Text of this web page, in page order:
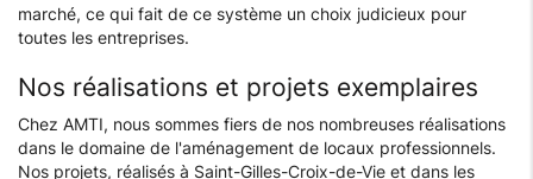
marché, ce qui fait de ce système un choix judicieux pour
toutes les entreprises.
Nos réalisations et projets exemplaires
Chez AMTI, nous sommes fiers de nos nombreuses réalisations
dans le domaine de l'aménagement de locaux professionnels.
Nos projets, réalisés à Saint-Gilles-Croix-de-Vie et dans les